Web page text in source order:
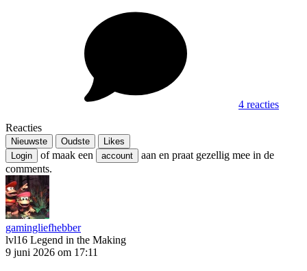
4 reacties
Reacties
Nieuwste Oudste
Likes
Login
of maak een account
aan en praat gezellig mee in de
comments.
gamingliefhebber
lvl16 Legend in the Making
9 juni 2026 om 17:11